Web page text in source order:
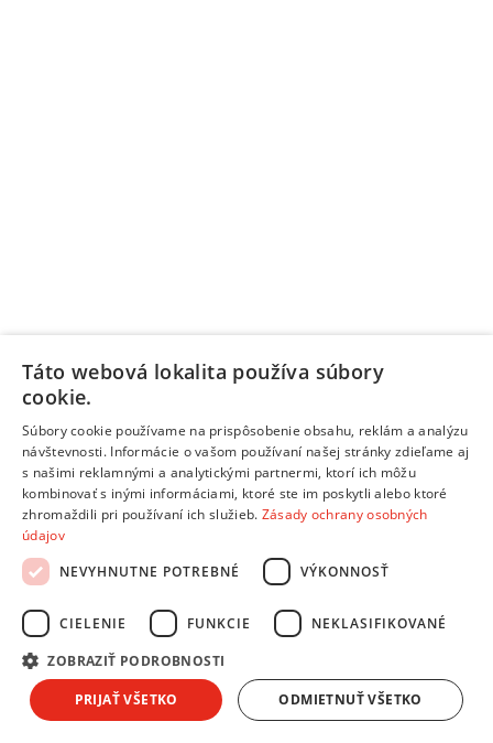
Informačný list výrobku
Pridať do košíka
210699
Zabudovateľné jednodverové chladničky
Bosch KUL22VFD0 + kupón na ďalší nákup- Chladnička
jednodverová zabudovateľná
Využiteľný objem chladničky: 93litrov • Využiteľný objem
mrazničky
: 17litrov •
šírka : 598 mm •Rozmery – hĺbka
D •Odolnosť pri výpadku elektrickej energie : 9 hod. •
termostatu chladničky: Elektronický •Typ políc : Sklenené •
Táto webová lokalita používa súbory
cookie.
Súbory cookie používame na prispôsobenie obsahu, reklám a analýzu
návštevnosti. Informácie o vašom používaní našej stránky zdieľame aj
s našimi reklamnými a analytickými partnermi, ktorí ich môžu
kombinovať s inými informáciami, ktoré ste im poskytli alebo ktoré
zhromaždili pri používaní ich služieb. Zásady ochrany osobných
údajov
NEVYHNUTNE POTREBNÉ
VÝKONNOSŤ
CIELENIE FUNKCIE NEKLASIFIKOVANÉ
ZOBRAZIŤ PODROBNOSTI
PRIJAŤ VŠETKO ODMIETNUŤ VŠETKO